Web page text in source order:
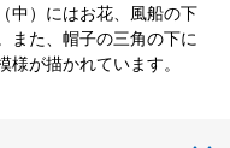
中）にはお花、風船の下
また、帽子の三角の下に
が描かれています。